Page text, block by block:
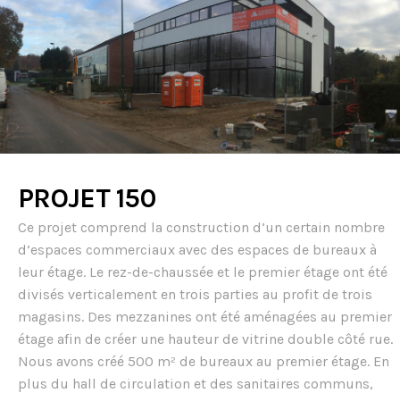
PROJET 150
Ce projet comprend la construction d’un certain nombre
d’espaces commerciaux avec des espaces de bureaux à
leur étage. Le rez-de-chaussée et le premier étage ont été
divisés verticalement en trois parties au profit de trois
magasins. Des mezzanines ont été aménagées au premier
étage afin de créer une hauteur de vitrine double côté rue.
Nous avons créé 500 m² de bureaux au premier étage. En
plus du hall de circulation et des sanitaires communs,